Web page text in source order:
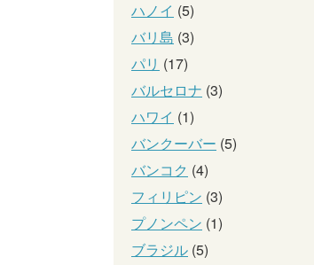
ハノイ (5)
バリ島 (3)
パリ (17)
バルセロナ (3)
ハワイ (1)
バンクーバー (5)
バンコク (4)
フィリピン (3)
プノンペン (1)
ブラジル (5)